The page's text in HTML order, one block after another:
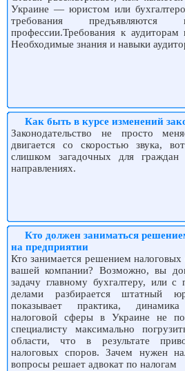
Украине — юристом или
требования
профессии.Требования к аудиторам
Необходимые знания и навыки
Как быть в курсе изменений
Законодательство не просто
двигается со скоростью звука,
слишком загадочных для
направлениях.
Кто должен заниматься
на предприятии
Кто занимается решением налоговых
вашей компании? Возможно, вы
задачу главному бухгалтеру, или с
делами разбирается штатный
показывает практика, динамика
налоговой сферы в Украине не
специалисту максимально
области, что в результате
налоговых споров. Зачем нужен
вопросы решает адвокат по налогам